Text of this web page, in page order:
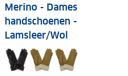
Merino - Dames
handschoenen -
Lamsleer/Wol